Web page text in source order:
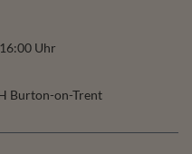
Uhr
Burton-on-Trent